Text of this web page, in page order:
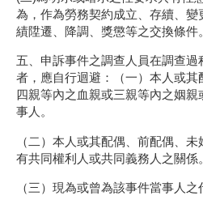
為，作為勞務契約成立、存續、
績陞遷、降調、獎懲等之交換條件。
五、申訴事件之調查人員在調查
者，應自行迴避：（一）本人或其
四親等內之血親或三親等內之姻
事人。
（二）本人或其配偶、前配偶、
有共同權利人或共同義務人之關係。
（三）現為或曾為該事件當事人之